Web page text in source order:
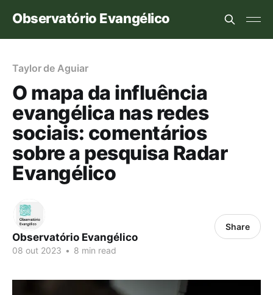
Observatório Evangélico
Taylor de Aguiar
O mapa da influência
evangélica nas redes
sociais: comentários
sobre a pesquisa Radar
Evangélico
Observatório Evangélico
08 out 2023 • 8 min read
Share